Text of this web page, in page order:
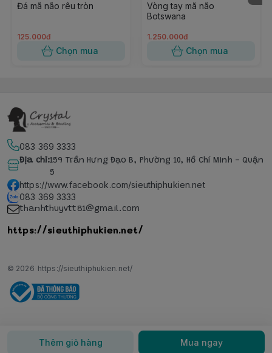
Thêm giỏ hàng Mua ngay
Đá mã não rêu tròn
125.000đ
Chọn mua
Vòng tay mã não
Botswana
1.250.000đ
Chọn mua
083 369 3333
Địa chỉ:159 Trần Hưng Đạo B, Phường 10, Hồ Chí Minh - Quận
5
https://www.facebook.com/sieuthiphukien.net
083 369 3333
thanhthuyvtt81@gmail.com
https://sieuthiphukien.net/
© 2026 https://sieuthiphukien.net/